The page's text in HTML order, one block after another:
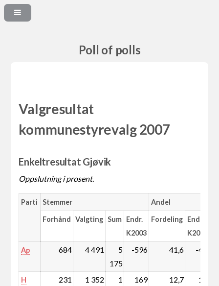
Poll of polls
Valgresultat
kommunestyrevalg 2007
Enkeltresultat Gjøvik
Oppslutning i prosent.
Parti Stemmer Andel
Forhånd Valgting Sum Endr.
K2003
Fordeling Endr.
K2003
Ap 684 4 491
5
175
-596 41,6 -4,5
H 231 1 352
1
169 12,7 1,4